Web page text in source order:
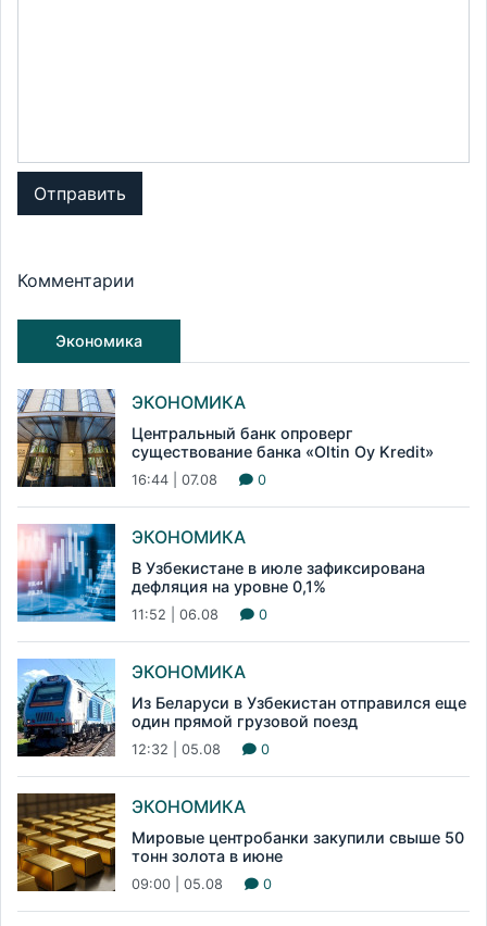
Отправить
Комментарии
Экономика
ЭКОНОМИКА
Центральный банк опроверг
существование банка «Oltin Oy Kredit»
16:44 | 07.08 0
ЭКОНОМИКА
В Узбекистане в июле зафиксирована
дефляция на уровне 0,1%
11:52 | 06.08 0
ЭКОНОМИКА
Из Беларуси в Узбекистан отправился еще
один прямой грузовой поезд
12:32 | 05.08 0
ЭКОНОМИКА
Мировые центробанки закупили свыше 50
тонн золота в июне
09:00 | 05.08 0